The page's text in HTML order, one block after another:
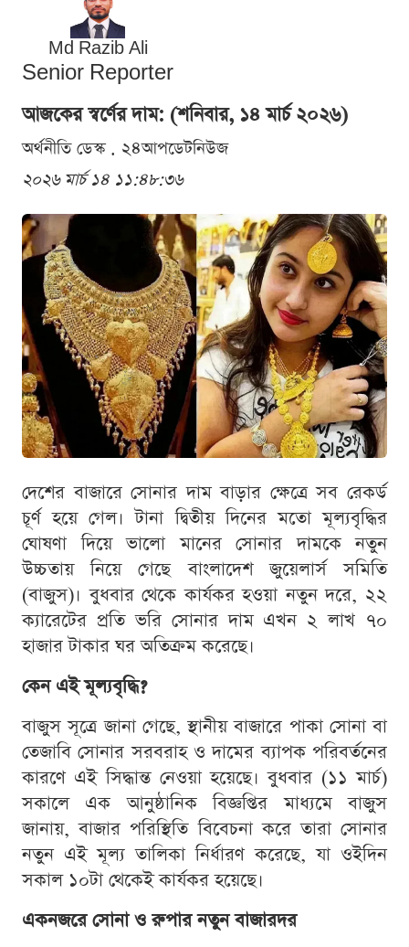
Md Razib Ali
Senior Reporter
আজকের স্বর্ণের দাম: (শনিবার, ১৪ মার্চ ২০২৬)
অর্থনীতি ডেস্ক . ২৪আপডেটনিউজ
২০২৬ মার্চ ১৪ ১১:৪৮:৩৬
দেশের বাজারে সোনার দাম বাড়ার ক্ষেত্রে সব রেকর্ড
চূর্ণ হয়ে গেল। টানা দ্বিতীয় দিনের মতো মূল্যবৃদ্ধির
ঘোষণা দিয়ে ভালো মানের সোনার দামকে নতুন
উচ্চতায় নিয়ে গেছে বাংলাদেশ জুয়েলার্স সমিতি
(বাজুস)। বুধবার থেকে কার্যকর হওয়া নতুন দরে, ২২
ক্যারেটের প্রতি ভরি সোনার দাম এখন ২ লাখ ৭০
হাজার টাকার ঘর অতিক্রম করেছে।
কেন এই মূল্যবৃদ্ধি?
বাজুস সূত্রে জানা গেছে, স্থানীয় বাজারে পাকা সোনা বা
তেজাবি সোনার সরবরাহ ও দামের ব্যাপক পরিবর্তনের
কারণে এই সিদ্ধান্ত নেওয়া হয়েছে। বুধবার (১১ মার্চ)
সকালে এক আনুষ্ঠানিক বিজ্ঞপ্তির মাধ্যমে বাজুস
জানায়, বাজার পরিস্থিতি বিবেচনা করে তারা সোনার
নতুন এই মূল্য তালিকা নির্ধারণ করেছে, যা ওইদিন
সকাল ১০টা থেকেই কার্যকর হয়েছে।
একনজরে সোনা ও রুপার নতুন বাজারদর